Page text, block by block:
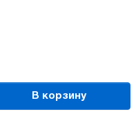
В корзину